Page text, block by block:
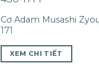
Cơ Adam Musashi
171
XEM CHI TIẾT